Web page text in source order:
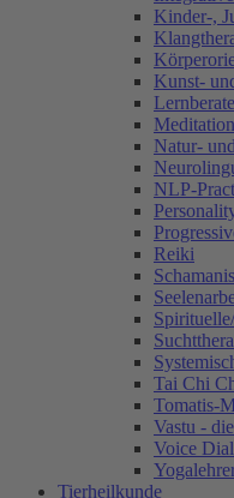
Kinder-,
Kunst-
Natur-
NLP-
Reiki
Tai Chi
Tomatis-
Vastu -
Voice
Tierheilkunde